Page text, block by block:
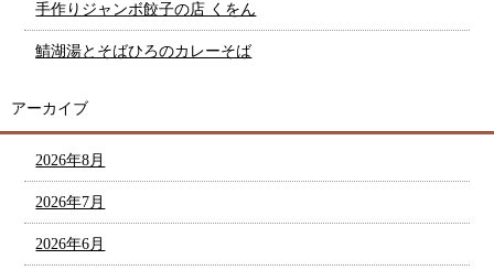
手作りジャンボ餃子の店 くをん
鯖湖湯とそばひろのカレーそば
アーカイブ
2026年8月
2026年7月
2026年6月